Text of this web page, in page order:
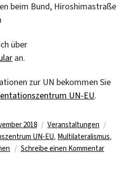
beim Bund, Hiroshimastraße
über
an.
zur UN bekommen Sie
UN-EU.
2018 Kategorien
Veranstaltungen
UN-EU, Multilateralismus,
Schreibe einen Kommentarzu